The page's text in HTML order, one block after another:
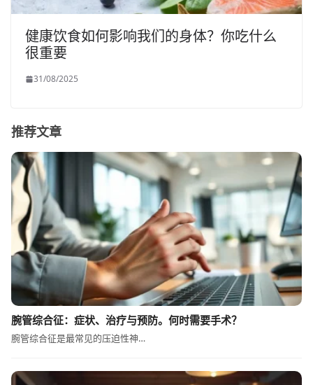
健康饮食如何影响我们的身体？你吃什么
很重要
31/08/2025
推荐文章
腕管综合征：症状、治疗与预防。何时需要手术？
腕管综合征是最常见的压迫性神…